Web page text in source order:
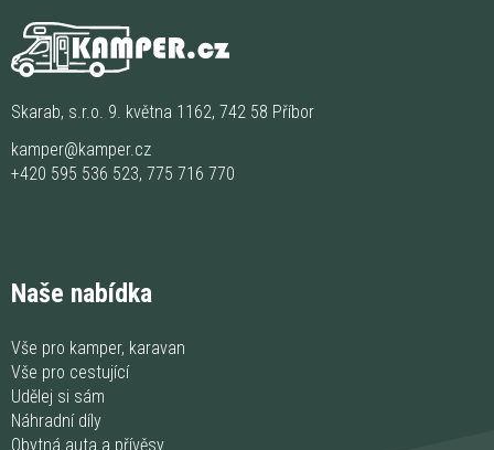
Skarab, s.r.o. 9. května 1162, 742 58 Příbor
kamper@kamper.cz
+420 595 536 523, 775 716 770
Naše nabídka
Vše pro kamper, karavan
Vše pro cestující
Udělej si sám
Náhradní díly
Obytná auta a přívěsy